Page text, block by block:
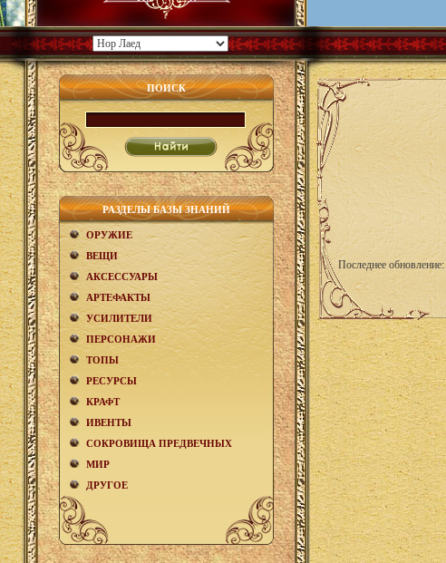
ПОИСК
РАЗДЕЛЫ БАЗЫ ЗНАНИЙ
ОРУЖИЕ
ВЕЩИ
АКCЕСCУАРЫ
АРТЕФАКТЫ
УСИЛИТЕЛИ
ПЕРСОНАЖИ
ТОПЫ
РЕСУРСЫ
КРАФТ
ИВЕНТЫ
СОКРОВИЩА ПРЕДВЕЧНЫХ
МИР
ДРУГОЕ
Последнее обновление: